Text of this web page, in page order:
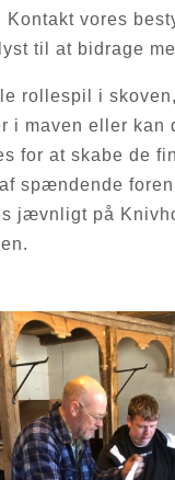
vores
til at bidrage
rollespil i
i maven eller kan
for at skabe de
spændende
jævnligt på